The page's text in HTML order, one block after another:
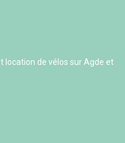
location de vélos sur Agde et